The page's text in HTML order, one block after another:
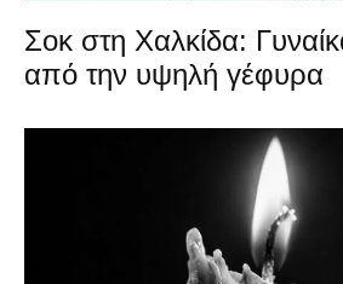
Σοκ στη Χαλκίδα:
από την υψηλή γέφυρα